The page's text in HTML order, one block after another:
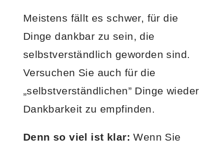
Meistens fällt es schwer, für die
Dinge dankbar zu sein, die
selbstverständlich geworden sind.
Versuchen Sie auch für die
„selbstverständlichen” Dinge wieder
Dankbarkeit zu empfinden.
Denn so viel ist klar: Wenn Sie